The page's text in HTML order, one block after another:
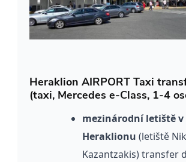
Heraklion AIRPORT Taxi
(taxi, Mercedes e-Class, 1-4
mezinárodní letiště v
Heraklionu (letiště
Kazantzakis) transfer